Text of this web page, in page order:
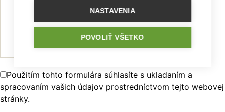
Použitím tohto formulára súhlasíte s ukladaním a
spracovaním vašich údajov prostredníctvom tejto webovej
stránky.
NASTAVENIA
POVOLIŤ VŠETKO